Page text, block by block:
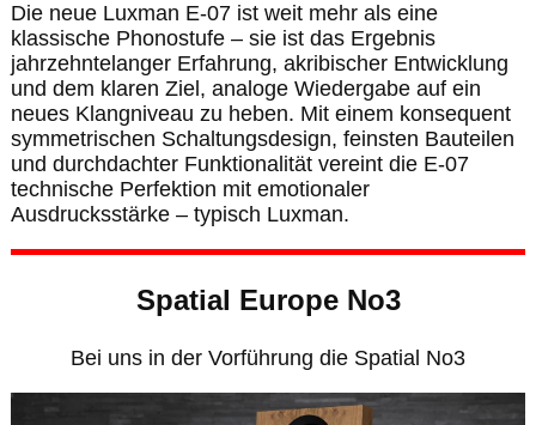
Die neue Luxman E-07 ist weit mehr als eine
klassische Phonostufe – sie ist das Ergebnis
jahrzehntelanger Erfahrung, akribischer Entwicklung
und dem klaren Ziel, analoge Wiedergabe auf ein
neues Klangniveau zu heben. Mit einem konsequent
symmetrischen Schaltungsdesign, feinsten Bauteilen
und durchdachter Funktionalität vereint die E-07
technische Perfektion mit emotionaler
Ausdrucksstärke – typisch Luxman.
Spatial Europe No3
Bei uns in der Vorführung die Spatial No3